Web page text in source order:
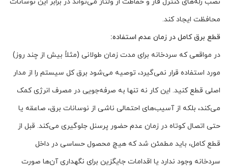
محافظت ایجاد کند.
قطع برق کامل در زمان عدم استفاده:
در مواقعی که سردخانه برای مدت زمان طولانی (مثلاً بیش از چند روز)
مورد استفاده قرار نمی‌گیرد، توصیه می‌شود برق کل سیستم را از مدار
اصلی قطع کنید. این کار نه تنها به صرفه‌جویی در مصرف انرژی کمک
می‌کند، بلکه از آسیب‌های احتمالی ناشی از نوسانات برق، صاعقه یا
حتی اتصال کوتاه در زمان عدم حضور پرسنل جلوگیری می‌کند. قبل از
قطع کامل، باید مطمئن شد که هیچ محصول حساسی در داخل
سردخانه وجود ندارد یا اقدامات جایگزین برای نگهداری آن‌ها صورت